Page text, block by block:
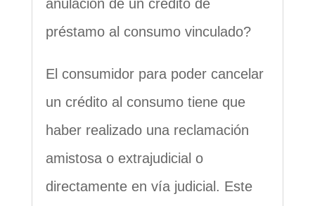
anulación de un crédito de
préstamo al consumo vinculado?
El consumidor para poder cancelar
un crédito al consumo tiene que
haber realizado una reclamación
amistosa o extrajudicial o
directamente en vía judicial. Este